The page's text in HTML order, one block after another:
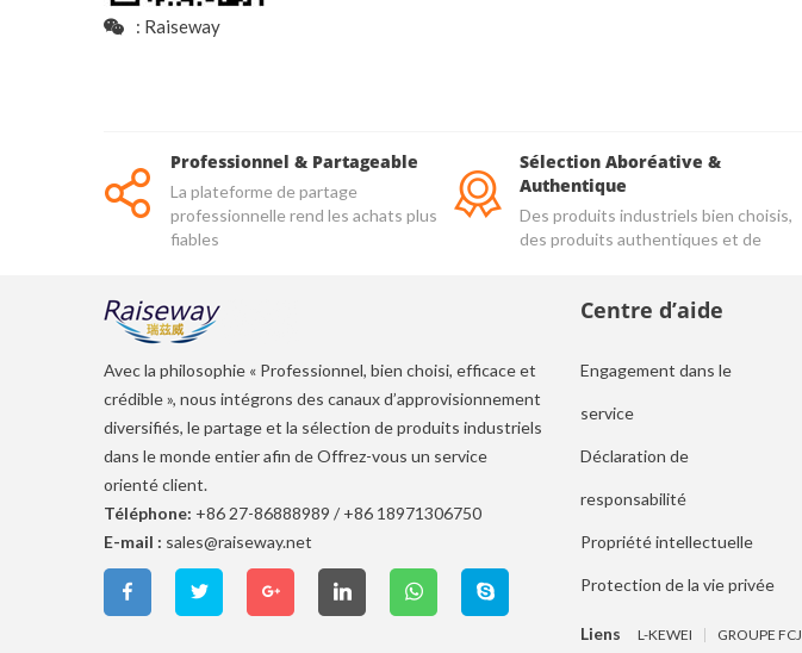
: Raiseway
Professionnel & Partageable
La plateforme de partage
professionnelle rend les achats plus
fiables
Sélection Aboréative &
Authentique
Des produits industriels bien choisis,
des produits authentiques et de
Avec la philosophie « Professionnel, bien choisi, efficace et
crédible », nous intégrons des canaux d’approvisionnement
diversifiés, le partage et la sélection de produits industriels
dans le monde entier afin de Offrez-vous un service
orienté client.
Téléphone: +86 27-86888989 / +86 18971306750
E-mail : sales@raiseway.net
Centre d’aide
Engagement dans le
service
Déclaration de
responsabilité
Propriété intellectuelle
Protection de la vie privée
Liens L-KEWEI GROUPE FCJ